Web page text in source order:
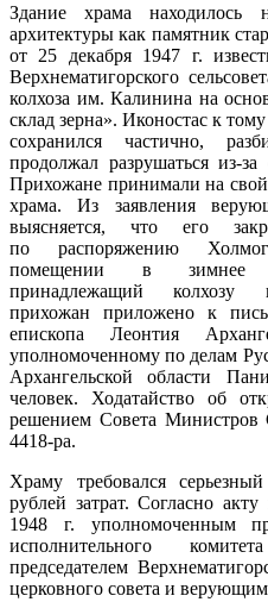
Здание храма находилось
архитектуры как памятник
от 25 декабря 1947 г.
Верхнематигорского
колхоза им. Калинина на
склад зерна». Иконостас к
сохранился частично,
продолжал разрушаться из-
Прихожане принимали на свой
храма. Из заявления
выясняется, что его
по распоряжению
помещении в зимнее
принадлежащий
прихожан приложено к
епископа Леонтия
уполномоченному по делам
Архангельской области
человек. Ходатайство об
решением Совета
4418-ра.
Храму требовался
рублей затрат. Согласно
1948 г. уполномоченным
исполнительного
председателем
церковного совета и